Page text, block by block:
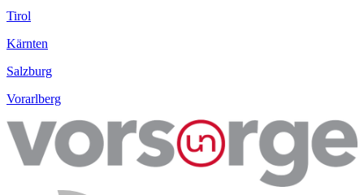
Tirol
Kärnten
Salzburg
Vorarlberg